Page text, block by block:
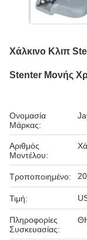
Χάλκινο Κλιπ
Stenter Μονής
Ονομασία
Μάρκας:
Αριθμός
Μοντέλου:
Τροποποιημένο:
Τιμή:
Πληροφορίες
Συσκευασίας: